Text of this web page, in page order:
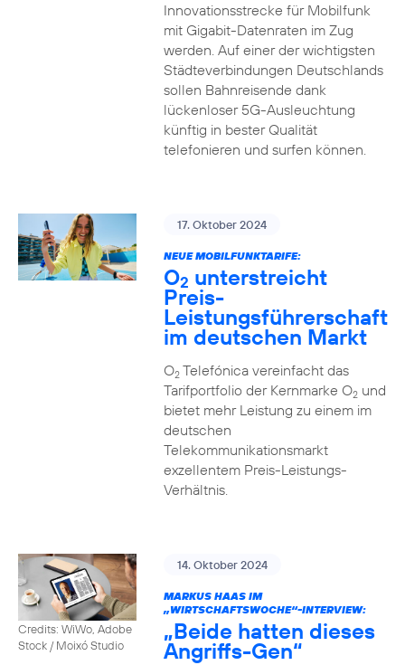
Innovationsstrecke für Mobilfunk
mit Gigabit-Datenraten im Zug
werden. Auf einer der wichtigsten
Städteverbindungen Deutschlands
sollen Bahnreisende dank
lückenloser 5G-Ausleuchtung
künftig in bester Qualität
telefonieren und surfen können.
17. Oktober 2024
NEUE MOBILFUNKTARIFE:
O2 unterstreicht
Preis-
Leistungsführerschaft
im deutschen Markt
O2Telefónica vereinfacht das
Tarifportfolio der Kernmarke O2und
bietet mehr Leistung zu einem im
deutschen
Telekommunikationsmarkt
exzellentem Preis-Leistungs-
Verhältnis.
Credits: WiWo, Adobe
Stock / Moixó Studio
14. Oktober 2024
MARKUS HAAS IM
„WIRTSCHAFTSWOCHE“-INTERVIEW:
„Beide hatten dieses
Angriffs-Gen“